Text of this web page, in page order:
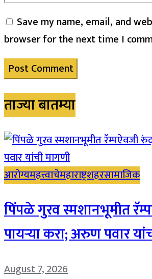
Save my name, email, and
browser for the next time I
ताज्या बातम्या
आरोग्यमहत्त्वाचेमहाराष्ट्रशहरसामाजिक
पिंपळे गुरव स्मशानभूमीत
पायऱ्या करा; अरुण पवार
August 7, 2026